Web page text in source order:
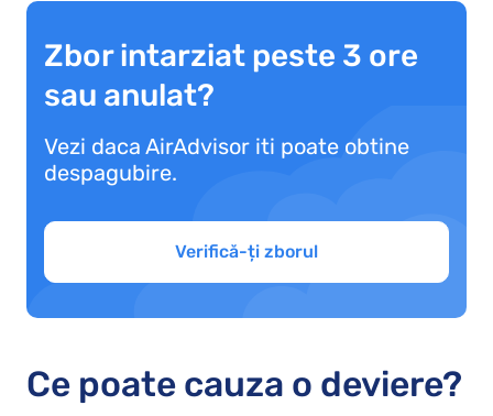
Zbor intarziat peste 3 ore
sau anulat?
Vezi daca AirAdvisor iti poate obtine
despagubire.
Verifică-ți zborul
Ce poate cauza o deviere?